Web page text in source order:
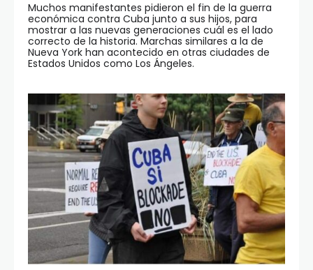
Muchos manifestantes pidieron el fin de la guerra
económica contra Cuba junto a sus hijos, para
mostrar a las nuevas generaciones cuál es el lado
correcto de la historia. Marchas similares a la de
Nueva York han acontecido en otras ciudades de
Estados Unidos como Los Ángeles.